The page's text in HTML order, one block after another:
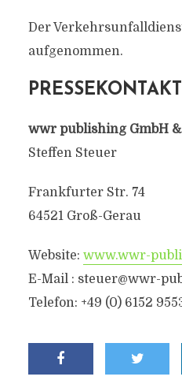
Der
aufgenommen.
PRESSEKONTAKT
wwr publishing GmbH &
Steffen Steuer
Frankfurter Str. 74
64521 Groß-Gerau
Website: www.wwr-
E-Mail : steuer@wwr-
Telefon: +49 (0) 6152